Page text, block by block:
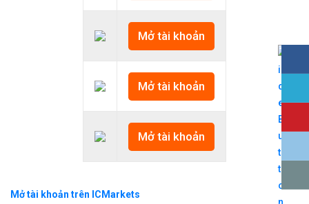
Mở tài khoản
Mở tài khoản
Mở tài khoản
Mở tài khoản trên ICMarkets